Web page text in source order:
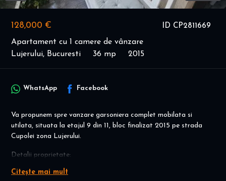
ID CP2811669
128,000 €
Apartament cu 1 camere de vânzare
Lujerului, Bucuresti
36 mp 2015
WhatsApp Facebook
Va propunem spre vanzare garsoniera complet mobilata si
utilata, situata la etajul 9 din 11, bloc finalizat 2015 pe strada
Cupolei zona Lujerului.
Detalii proprietate:
Suprafata utila 36,21 mp
Citește mai mult